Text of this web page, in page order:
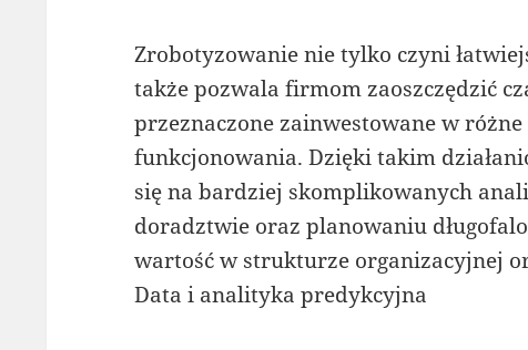
Zrobotyzowanie nie tylko czyni
także pozwala firmom zaoszczędzić
przeznaczone zainwestowane w
funkcjonowania. Dzięki takim
się na bardziej skomplikowanych
doradztwie oraz planowaniu
wartość w strukturze organizacyjnej
Data i analityka predykcyjna